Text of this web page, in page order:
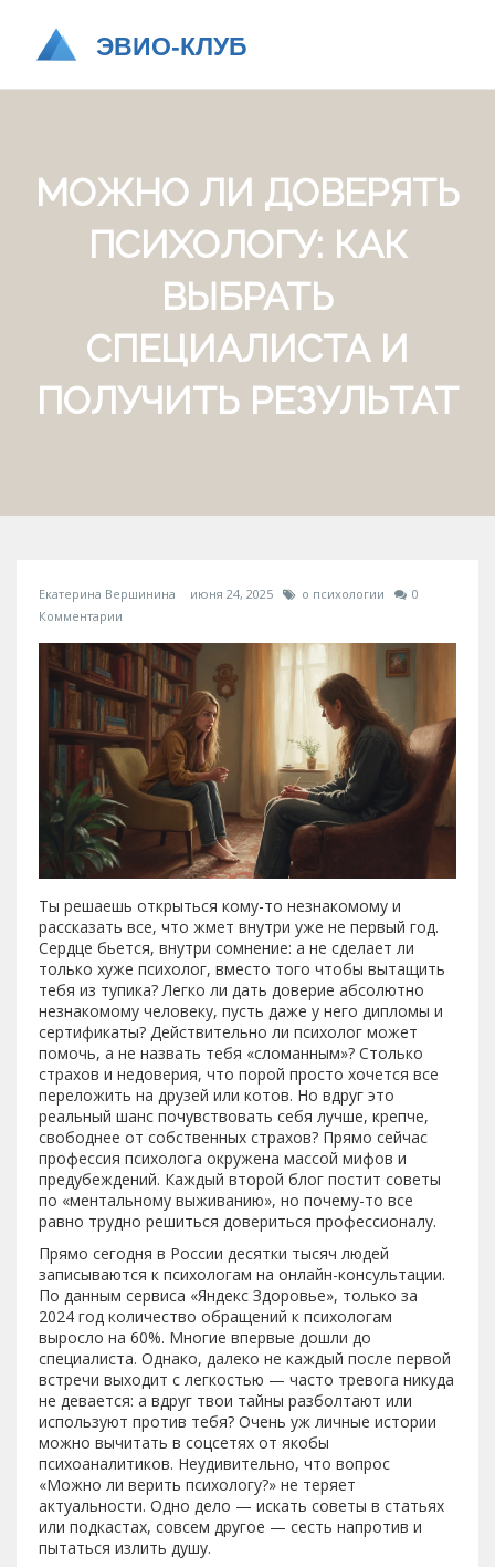
МОЖНО ЛИ ДОВЕРЯТЬ
ПСИХОЛОГУ: КАК
ВЫБРАТЬ
СПЕЦИАЛИСТА И
ПОЛУЧИТЬ РЕЗУЛЬТАТ
Екатерина Вершинина июня 24, 2025 о психологии
0
Комментарии
Ты решаешь открыться кому-то незнакомому и
рассказать все, что жмет внутри уже не первый год.
Сердце бьется, внутри сомнение: а не сделает ли
только хуже психолог, вместо того чтобы вытащить
тебя из тупика? Легко ли дать доверие абсолютно
незнакомому человеку, пусть даже у него дипломы и
сертификаты? Действительно ли психолог может
помочь, а не назвать тебя «сломанным»? Столько
страхов и недоверия, что порой просто хочется все
переложить на друзей или котов. Но вдруг это
реальный шанс почувствовать себя лучше, крепче,
свободнее от собственных страхов? Прямо сейчас
профессия психолога окружена массой мифов и
предубеждений. Каждый второй блог постит советы
по «ментальному выживанию», но почему-то все
равно трудно решиться довериться профессионалу.
Прямо сегодня в России десятки тысяч людей
записываются к психологам на онлайн-консультации.
По данным сервиса «Яндекс Здоровье», только за
2024 год количество обращений к психологам
выросло на 60%. Многие впервые дошли до
специалиста. Однако, далеко не каждый после первой
встречи выходит с легкостью — часто тревога никуда
не девается: а вдруг твои тайны разболтают или
используют против тебя? Очень уж личные истории
можно вычитать в соцсетях от якобы
психоаналитиков. Неудивительно, что вопрос
«Можно ли верить психологу?» не теряет
актуальности. Одно дело — искать советы в статьях
или подкастах, совсем другое — сесть напротив и
пытаться излить душу.